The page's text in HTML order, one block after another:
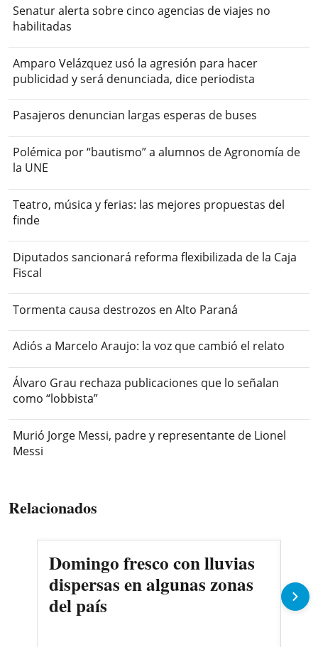
Senatur alerta sobre cinco agencias de viajes no
habilitadas
Amparo Velázquez usó la agresión para hacer
publicidad y será denunciada, dice periodista
Pasajeros denuncian largas esperas de buses
Polémica por “bautismo” a alumnos de Agronomía de
la UNE
Teatro, música y ferias: las mejores propuestas del
finde
Diputados sancionará reforma flexibilizada de la Caja
Fiscal
Tormenta causa destrozos en Alto Paraná
Adiós a Marcelo Araujo: la voz que cambió el relato
Álvaro Grau rechaza publicaciones que lo señalan
como “lobbista”
Murió Jorge Messi, padre y representante de Lionel
Messi
Relacionados
Domingo fresco con lluvias
dispersas en algunas zonas
del país